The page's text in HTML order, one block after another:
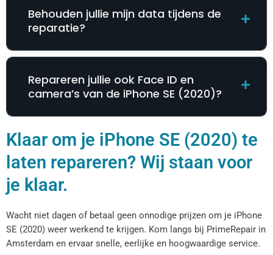
Behouden jullie mijn data tijdens de
reparatie?
Repareren jullie ook Face ID en
camera’s van de iPhone SE (2020)?
Klaar om je iPhone SE (2020) te
laten repareren? Wij staan voor
je klaar.
Wacht niet dagen of betaal geen onnodige prijzen om je iPhone
SE (2020) weer werkend te krijgen. Kom langs bij PrimeRepair in
Amsterdam en ervaar snelle, eerlijke en hoogwaardige service.